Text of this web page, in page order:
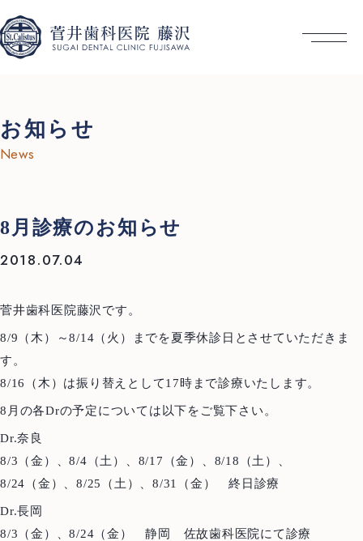
お知らせ
News
8月診療のお知らせ
2018.07.04
菅井歯科医院藤沢です。
8/9（木）～8/14（火）までを夏季休診日とさせていただきま
す。
8/16（木）は振り替えとして17時まで診療いたします。
8月の各Drの予定については以下をご覧下さい。
Dr.奈良
8/3（金）、8/4（土）、8/17（金）、8/18（土）、
8/24（金）、8/25（土）、8/31（金） 終日診療
Dr.長岡
8/3（金）、8/24（金） 静岡 佐故歯科医院にて診療